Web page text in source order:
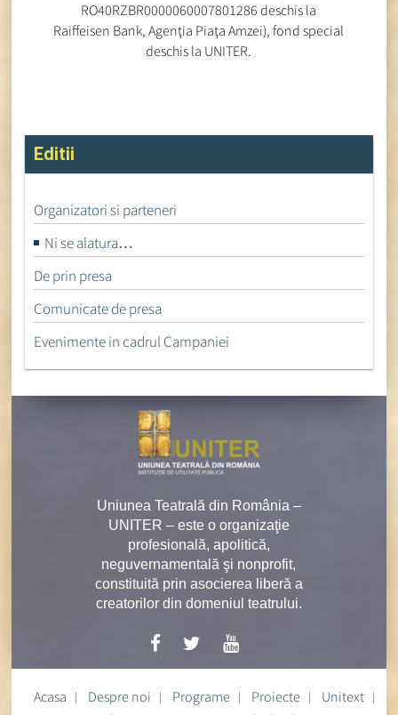
RO40RZBR0000060007801286 deschis la
Raiffeisen Bank, Agenţia Piaţa Amzei), fond special
deschis la UNITER.
Editii
Organizatori si parteneri
Ni se alatura…
De prin presa
Comunicate de presa
Evenimente in cadrul Campaniei
Uniunea Teatrală din România –
UNITER – este o organizaţie
profesională, apolitică,
neguvernamentală şi nonprofit,
constituită prin asocierea liberă a
creatorilor din domeniul teatrului.
Acasa Despre noi Programe Proiecte
Unitext